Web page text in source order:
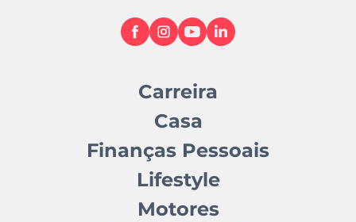
Carreira
Casa
Finanças Pessoais
Lifestyle
Motores